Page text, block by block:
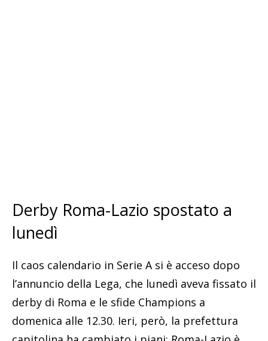
Derby Roma-Lazio spostato a
lunedì
Il caos calendario in Serie A si è acceso dopo
l’annuncio della Lega, che lunedì aveva fissato il
derby di Roma e le sfide Champions a
domenica alle 12.30. Ieri, però, la prefettura